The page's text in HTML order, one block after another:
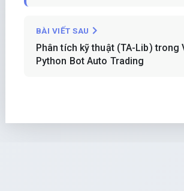
BÀI VIẾT SAU
Phân tích kỹ thuật (TA-Lib) trong
Python Bot Auto Trading